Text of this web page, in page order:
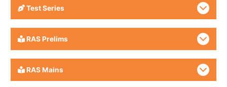
Test Series
RAS Prelims
RAS Mains